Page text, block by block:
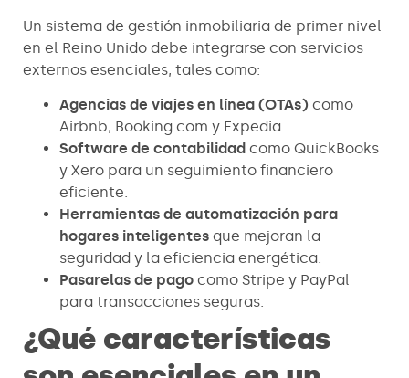
Un sistema de gestión inmobiliaria de primer nivel
en el Reino Unido debe integrarse con servicios
externos esenciales, tales como:
Agencias de viajes en línea (OTAs) como
Airbnb, Booking.com y Expedia.
Software de contabilidad como QuickBooks
y Xero para un seguimiento financiero
eficiente.
Herramientas de automatización para
hogares inteligentes que mejoran la
seguridad y la eficiencia energética.
Pasarelas de pago como Stripe y PayPal
para transacciones seguras.
¿Qué características